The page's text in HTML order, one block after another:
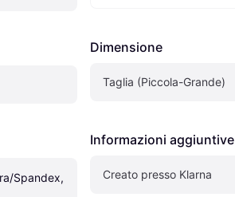
Spandex,
Dimensione
Taglia (Piccola-Grande)
Informazioni aggiuntive
Creato presso Klarna